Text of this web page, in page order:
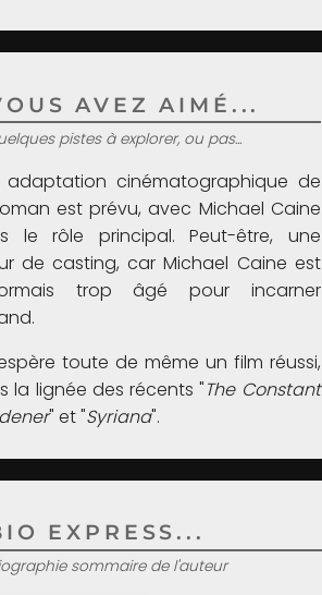
AVEZ AIMÉ...
pistes à explorer, ou pas...
adaptation cinématographique de
est prévu, avec Michael Caine
le rôle principal. Peut-être, une
de casting, car Michael Caine est
trop âgé pour incarner
toute de même un film réussi,
la lignée des récents "The Constant
" et "Syriana".
EXPRESS...
sommaire de l'auteur